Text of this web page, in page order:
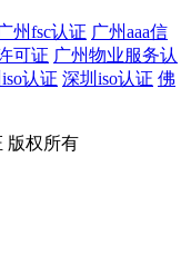
州fsc认证 广州aaa信
可证 广州物业服务认
认证 深圳iso认证 佛
版权所有